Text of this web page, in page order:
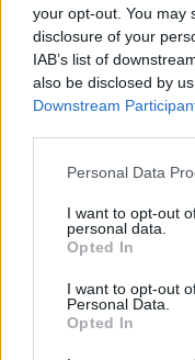
your opt-out. You may
disclosure of your
IAB’s list of
also be disclosed by
Downstream
Personal Data
I want to opt-out
personal data.
Opted In
I want to opt-out
Personal Data.
Opted In
Puntos a
contra
favor y puntos de
nómada digital.
Puntos a favor
Buena
Buena calidad